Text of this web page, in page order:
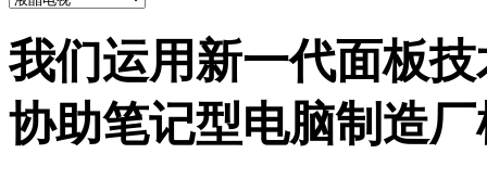
我们运用新一代面板
协助笔记型电脑制造